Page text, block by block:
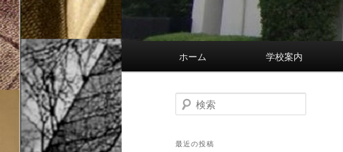
ホーム 学校案内
検
索
最近の投稿